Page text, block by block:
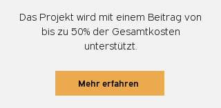
Das Projekt wird mit einem Beitrag von
bis zu 50% der Gesamtkosten
unterstützt.
Mehr erfahren